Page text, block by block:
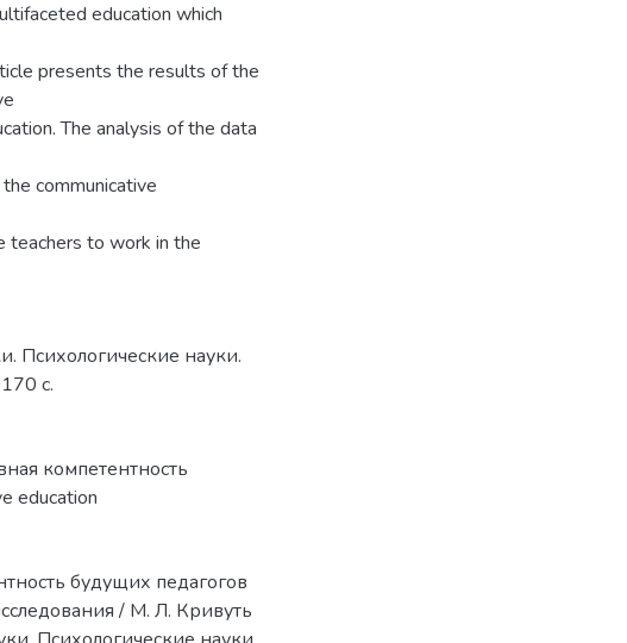
education which
presents the results of the
The analysis of the data
communicative
teachers to work in the
Психологические науки.
с.
компетентность
education
будущих педагогов
/ М. Л. Кривуть